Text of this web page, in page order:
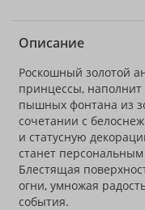
Описание
Роскошный золотой
принцессы,
пышных фонтана из
сочетании с
и статусную
станет
Блестящая
огни, умножая
события.